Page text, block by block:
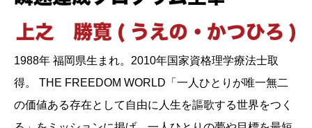
1988年 福岡県生まれ。2010年国家資格理学療法士取
得。 THE FREEDOM WORLD「一人ひとりが唯一無二
の価値ある存在として自由に人生を謳歌する世界をつく